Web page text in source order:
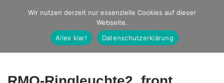
Studio Ernst
Fotografie
Wir nutzen derzeit nur essenzielle Cookies auf dieser
Webseite.
Alles klar!
Datenschutzerklärung